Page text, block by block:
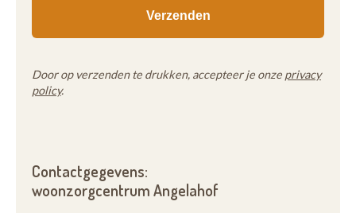
Door op verzenden te drukken, accepteer je onze privacy
policy.
Contactgegevens:
woonzorgcentrum Angelahof